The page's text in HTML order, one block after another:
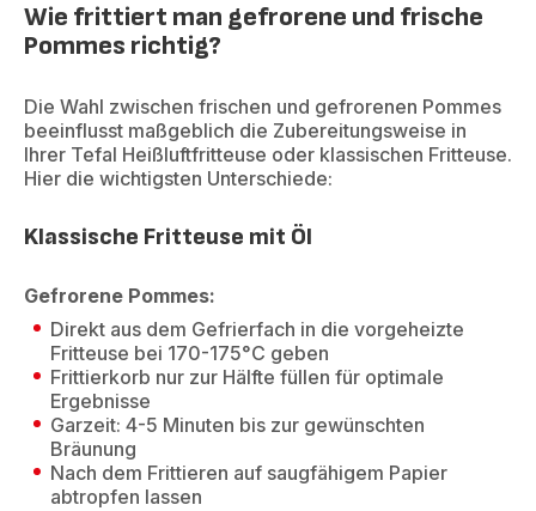
Wie frittiert man gefrorene und frische
Pommes richtig?
Die Wahl zwischen frischen und gefrorenen Pommes
beeinflusst maßgeblich die Zubereitungsweise in
Ihrer Tefal Heißluftfritteuse oder klassischen Fritteuse.
Hier die wichtigsten Unterschiede:
Klassische Fritteuse mit Öl
Gefrorene Pommes:
Direkt aus dem Gefrierfach in die vorgeheizte
Fritteuse bei 170-175°C geben
Frittierkorb nur zur Hälfte füllen für optimale
Ergebnisse
Garzeit: 4-5 Minuten bis zur gewünschten
Bräunung
Nach dem Frittieren auf saugfähigem Papier
abtropfen lassen